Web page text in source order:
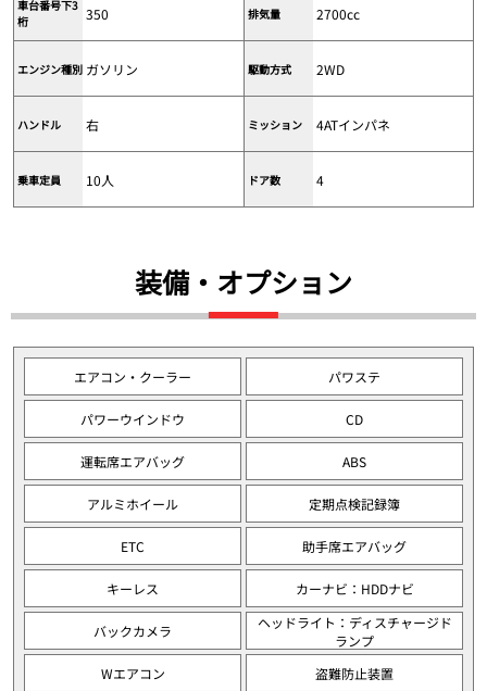
車台番号下3
桁
350 排気量 2700cc
エンジン種別 ガソリン 駆動方式 2WD
ハンドル 右 ミッション 4ATインパネ
乗車定員 10人 ドア数 4
装備・オプション
エアコン・クーラー パワステ
パワーウインドウ CD
運転席エアバッグ ABS
アルミホイール 定期点検記録簿
ETC 助手席エアバッグ
キーレス カーナビ：HDDナビ
バックカメラ
ヘッドライト：ディスチャージド
ランプ
Wエアコン
盗難防止装置